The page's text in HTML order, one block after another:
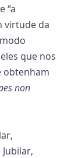
“a
virtude da
que nos
obtenham
non